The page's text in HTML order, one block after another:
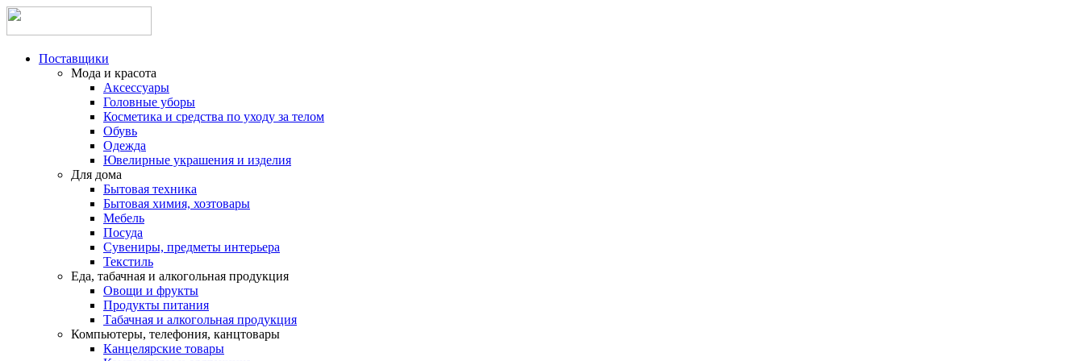
Поставщики
Мода и красота
Аксессуары
Головные уборы
Косметика и средства по уходу за телом
Обувь
Одежда
Ювелирные украшения и изделия
Для дома
Бытовая техника
Бытовая химия, хозтовары
Мебель
Посуда
Сувениры, предметы интерьера
Текстиль
Еда, табачная и алкогольная продукция
Овощи и фрукты
Продукты питания
Табачная и алкогольная продукция
Компьютеры, телефония, канцтовары
Канцелярские товары